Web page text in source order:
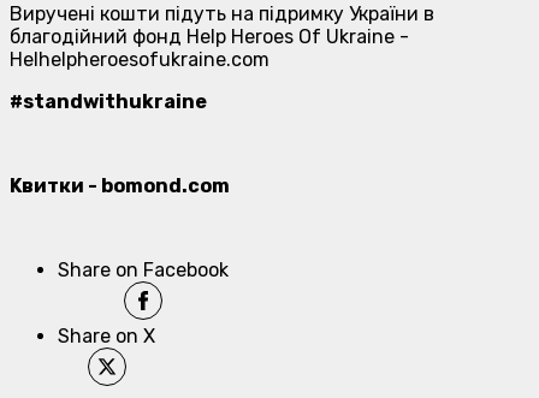
Виручені кошти підуть на підримку України в
благодійний фонд Help Heroes Of Ukraine -
Helhelpheroesofukraine.com
#standwithukraine
Kвитки - bomond.com
Share on Facebook
Share on X